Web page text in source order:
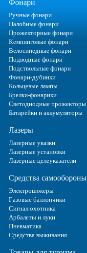
Фонари
Ручные фонари
Налобные фонари
Прожекторные фонари
Кемпинговые фонари
Велосипедные фонари
Подводные фонари
Подствольные фонари
Фонари-дубинки
Кольцевые лампы
Брелки-фонарики
Светодиодные прожекторы
Батарейки и аккумуляторы
Лазеры
Лазерные указки
Лазерные установки
Лазерные целеуказатели
Средства самообороны
Электрошокеры
Газовые баллончики
Сигнал охотника
Арбалеты и луки
Пневматика
Средства выживания